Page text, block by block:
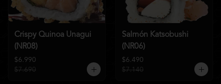
Crispy Quinoa Unagui
(NR08)
$6.990
$7.690
Salmón Katsobushi
(NR06)
$6.490
$7.140